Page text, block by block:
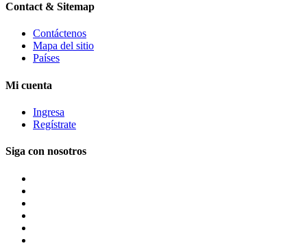
Contact & Sitemap
Contáctenos
Mapa del sitio
Países
Mi cuenta
Ingresa
Regístrate
Siga con nosotros